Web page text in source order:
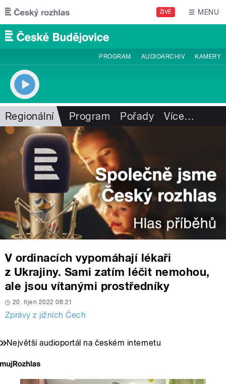
Přejít k hlavnímu obsahu
ŽIVĚ MENU
PROGRAM AUDIOARCHIV KAMERY
Regionální Program Pořady Více…
V ordinacích vypomáhají lékaři
z Ukrajiny. Sami zatím léčit nemohou,
ale jsou vítanými prostředníky
20. říjen 2022 08:21
Zprávy z jižních Čech
Největší audioportál na českém internetu